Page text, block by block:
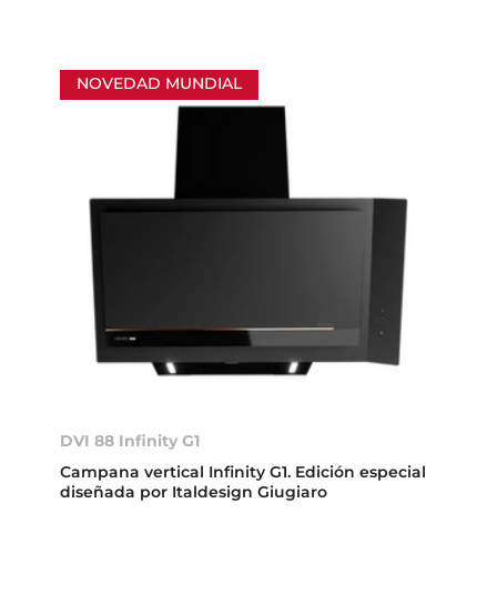
NOVEDAD MUNDIAL
DVI 88 Infinity G1
Campana vertical Infinity G1. Edición especial
diseñada por Italdesign Giugiaro